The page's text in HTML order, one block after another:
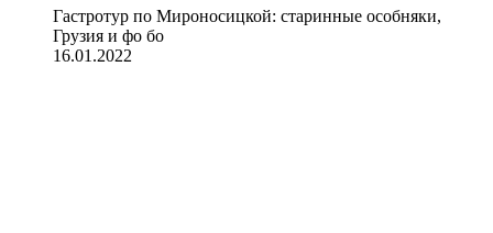
Гастротур по Мироносицкой: старинные особняки,
Грузия и фо бо
16.01.2022